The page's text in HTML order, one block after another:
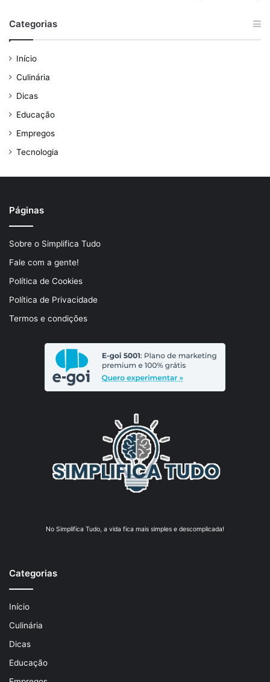
Categorias
Início
Culinária
Dicas
Educação
Empregos
Tecnologia
Páginas
Sobre o Simplifica Tudo
Fale com a gente!
Política de Cookies
Política de Privacidade
Termos e condições
No Simplifica Tudo, a vida fica mais simples e descomplicada!
Categorias
Início
Culinária
Dicas
Educação